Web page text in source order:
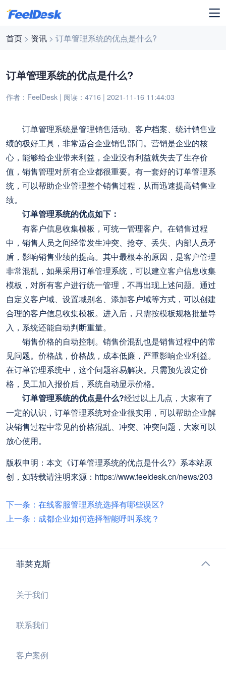
首页 > 资讯 > 订单管理系统的优点是什么?
订单管理系统的优点是什么?
作者：FeelDesk | 阅读：4716 | 2021-11-16 11:44:03
订单管理系统是管理销售活动、客户档案、统计销售业
绩的极好工具，非常适合企业销售部门。营销是企业的核
心，能够给企业带来利益，企业没有利益就失去了生存价
值，销售管理对所有企业都很重要。有一套好的订单管理系
统，可以帮助企业管理整个销售过程，从而迅速提高销售业
绩。
订单管理系统的优点如下：
有客户信息收集模板，可统一管理客户。在销售过程
中，销售人员之间经常发生冲突、抢夺、丢失、内部人员矛
盾，影响销售业绩的提高。其中最根本的原因，是客户管理
非常混乱，如果采用订单管理系统，可以建立客户信息收集
模板，对所有客户进行统一管理，不再出现上述问题。通过
自定义客户域、设置域别名、添加客户域等方式，可以创建
合理的客户信息收集模板。进入后，只需按模板规格批量导
入，系统还能自动判断重量。
销售价格的自动控制。销售价混乱也是销售过程中的常
见问题。价格战，价格战，成本低廉，严重影响企业利益。
在订单管理系统中，这个问题容易解决。只需预先设定价
格，员工加入报价后，系统自动显示价格。
订单管理系统的优点是什么?经过以上几点，大家有了
一定的认识，订单管理系统对企业很实用，可以帮助企业解
决销售过程中常见的价格混乱、冲突、冲突问题，大家可以
放心使用。
版权申明：本文《订单管理系统的优点是什么?》系本站原
创，如转载请注明来源：https://www.feeldesk.cn/news/203
下一条：在线客服管理系统选择有哪些误区?
上一条：成都企业如何选择智能呼叫系统？
菲莱克斯
关于我们
联系我们
客户案例